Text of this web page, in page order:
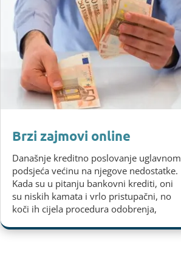
Brzi zajmovi online
Današnje kreditno poslovanje uglavnom
podsjeća većinu na njegove nedostatke.
Kada su u pitanju bankovni krediti, oni
su niskih kamata i vrlo pristupačni, no
koči ih cijela procedura odobrenja,